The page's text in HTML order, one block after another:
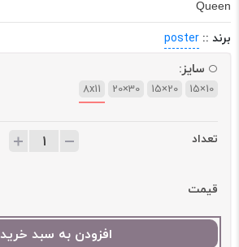
Queen
برند :: poster
سایز:
10×15
20×15
30×20
8x11
تعداد
قیمت
افزودن به سبد خرید